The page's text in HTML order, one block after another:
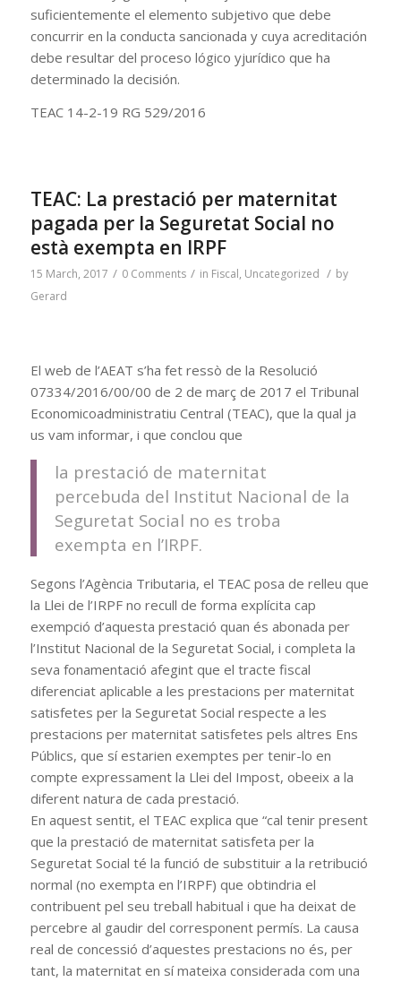
suficientemente el elemento subjetivo que debe
concurrir en la conducta sancionada y cuya acreditación
debe resultar del proceso lógico yjurídico que ha
determinado la decisión.
TEAC 14-2-19 RG 529/2016
TEAC: La prestació per maternitat
pagada per la Seguretat Social no
està exempta en IRPF
15 March, 2017 / 0 Comments / in Fiscal, Uncategorized / by
Gerard
El web de l’AEAT s’ha fet ressò de la Resolució
07334/2016/00/00 de 2 de març de 2017 el Tribunal
Economicoadministratiu Central (TEAC), que la qual ja
us vam informar, i que conclou que
la prestació de maternitat
percebuda del Institut Nacional de la
Seguretat Social no es troba
exempta en l’IRPF.
Segons l’Agència Tributaria, el TEAC posa de relleu que
la Llei de l’IRPF no recull de forma explícita cap
exempció d’aquesta prestació quan és abonada per
l’Institut Nacional de la Seguretat Social, i completa la
seva fonamentació afegint que el tracte fiscal
diferenciat aplicable a les prestacions per maternitat
satisfetes per la Seguretat Social respecte a les
prestacions per maternitat satisfetes pels altres Ens
Públics, que sí estarien exemptes per tenir-lo en
compte expressament la Llei del Impost, obeeix a la
diferent natura de cada prestació.
En aquest sentit, el TEAC explica que “cal tenir present
que la prestació de maternitat satisfeta per la
Seguretat Social té la funció de substituir a la retribució
normal (no exempta en l’IRPF) que obtindria el
contribuent pel seu treball habitual i que ha deixat de
percebre al gaudir del corresponent permís. La causa
real de concessió d’aquestes prestacions no és, per
tant, la maternitat en sí mateixa considerada com una